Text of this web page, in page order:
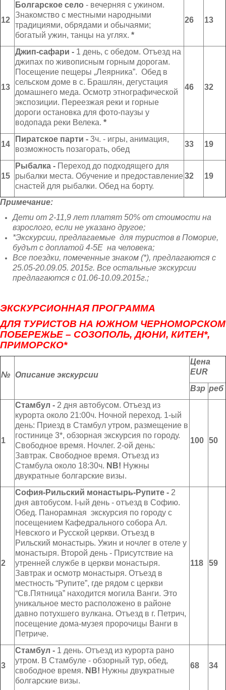
12
Болгарское село - вечерняя с ужином.
Знакомство с местными народными
традициями, обрядами и обычаями;
богатый ужин, танцы на углях. *
26 13
13
Джип-сафари - 1 день, с обедом. Отъезд на
джипах по живописным горным дорогам.
Посещение пещеры „Леярника”. Обед в
сельском доме в с. Брашлян, дегустация
домашнего меда. Осмотр этнографической
экспозиции. Переезжая реки и горные
дороги остановка для фото-паузы у
водопада реки Велека. *
46 32
14
Пиратское парти - 3ч. - игры, анимация,
возможность позагорать, обед
33 19
15
Рыбалка - Переход до подходящего для
рыбалки места. Обучение и предоставление
снастей для рыбалки. Обед на борту.
32 19
Примечание:
Дети от 2-11,9 лет платят 50% от стоимости на
взрослого, если не указано другое;
*Экскурсии, предлагаемые для туристов в Поморие,
будът с доплатой 4-5Е на человека;
Все поездки, помеченные знаком (*), предлагаются с
25.05-20.09.05. 2015г. Все остальные экскурсии
предлагаются с 01.06-10.09.2015г.;
ЭКСКУРСИОННАЯ ПРОГРАММА
ДЛЯ ТУРИСТОВ НА ЮЖНОМ ЧЕРНОМОРСКОМ
ПОБЕРЕЖЬЕ – СОЗОПОЛЬ, ДЮНИ, КИТЕН*,
ПРИМОРСКО*
№ Описание экскурсии
Цена
EUR
Взр реб
1
Стамбул - 2 дня автобусом. Отъезд из
курорта около 21:00ч. Ночной переход. 1-ый
день: Приезд в Стамбул утром, размещение в
гостинице 3*, обзорная экскурсия по городу.
Свободное время. Ночлег. 2-ой день:
Завтрак. Свободное время. Отъезд из
Стамбула около 18:30ч. NB! Нужны
двукратные болгарские визы.
100 50
2
Сoфия-Рильский мoнастырь-Рупите - 2
дня автобусом. І-ый день - отъезд в Софию.
Обед. Панорамная экскурсия по городу с
посещением Кафедрального собора Ал.
Невского и Русской церкви. Отъезд в
Рильский монастырь. Ужин и ночлег в отеле у
монастыря. Второй день - Присутствие на
утренней службе в церкви монастыря.
Завтрак и осмотр монастыря. Отъезд в
местность “Рупите”, где рядом с церкви
“Св.Пятница” находится могила Ванги. Это
уникальное место расположено в районе
давно потухшего вулкана. Отъезд в г. Петрич,
посещение дома-музея пророчицы Ванги в
Петриче.
118 59
3
Стамбул - 1 день. Отъезд из курорта рано
утром. В Стамбуле - обзорный тур, обед,
свободное время. NB! Нужны двукратные
болгарские визы.
68 34